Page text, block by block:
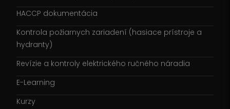
HACCP dokumentácia
Kontrola požiarnych zariadení (hasiace prístroje a
hydranty)
Revízie a kontroly elektrického ručného náradia
E-Learning
Kurzy